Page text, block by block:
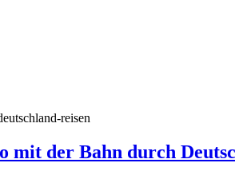
mit der Bahn durch